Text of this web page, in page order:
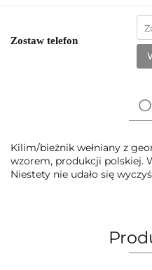
Zostaw telefon
Kilim/bieżnik wełniany z
wzorem, produkcji polskiej.
Niestety nie udało się